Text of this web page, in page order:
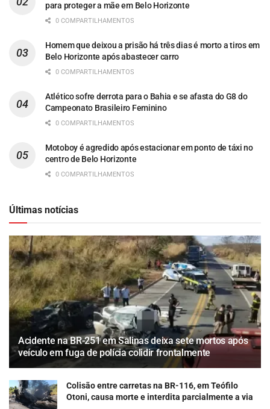
para proteger a mãe em Belo Horizonte
0 COMPARTILHAMENTOS
Homem que deixou a prisão há três dias é morto a tiros em
Belo Horizonte após abastecer carro
0 COMPARTILHAMENTOS
Atlético sofre derrota para o Bahia e se afasta do G8 do
Campeonato Brasileiro Feminino
0 COMPARTILHAMENTOS
Motoboy é agredido após estacionar em ponto de táxi no
centro de Belo Horizonte
0 COMPARTILHAMENTOS
Últimas notícias
Acidente na BR-251 em Salinas deixa sete mortos após
veículo em fuga de polícia colidir frontalmente
Colisão entre carretas na BR-116, em Teófilo
Otoni, causa morte e interdita parcialmente a via